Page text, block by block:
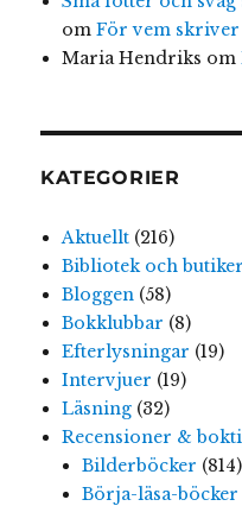
om För vem skriver
Maria Hendriks om
KATEGORIER
Aktuellt(216)
Bibliotek och butiker
Bloggen(58)
Bokklubbar (8)
Efterlysningar (19)
Intervjuer (19)
Läsning(32)
Recensioner &
Bilderböcker (814)
Börja-läsa-böcker